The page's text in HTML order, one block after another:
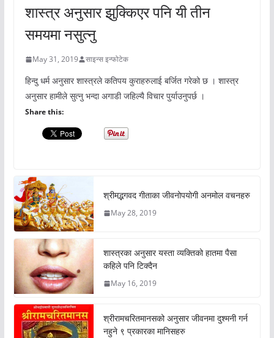
शास्त्र अनुसार झुक्किएर पनि यी तीन
समयमा नसुत्नु
May 31, 2019 साइन्स इन्फोटेक
हिन्दु धर्म अनुसार शास्त्रले कतिपय कुराहरुलाई बर्जित गरेको छ । शास्त्र
अनुसार हामीले सुत्नु भन्दा अगाडी जहिल्यै विचार पुर्याउनुपर्छ ।
Share this:
श्रीमद्भगवद गीताका जीवनोपयोगी अनमोल वचनहरु
May 28, 2019
शास्त्रका अनुसार यस्ता व्यक्तिको हातमा पैसा
कहिले पनि टिक्दैन
May 16, 2019
श्रीरामचरितमानसको अनुसार जीवनमा दुश्मनी गर्न
नहुने ९ प्रकारका मानिसहरु